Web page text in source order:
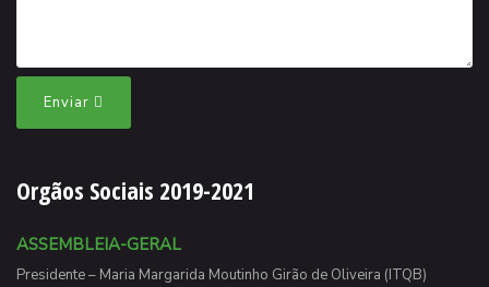
Enviar
Orgãos Sociais 2019-2021
ASSEMBLEIA-GERAL
Presidente – Maria Margarida Moutinho Girão de Oliveira (ITQB)